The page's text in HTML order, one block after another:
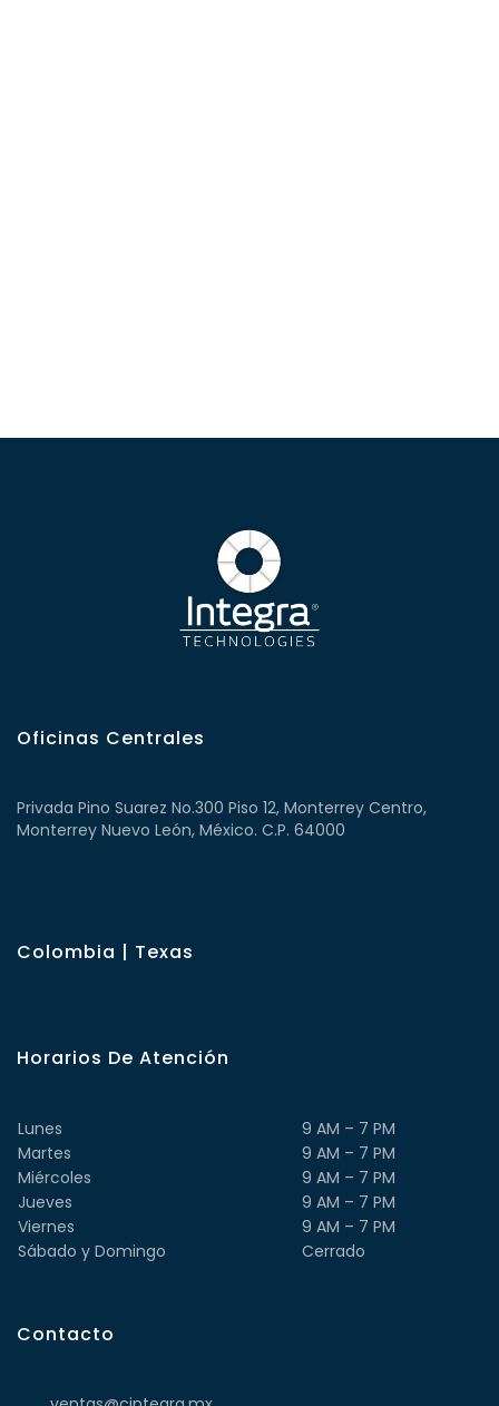
Oficinas Centrales
Privada Pino Suarez No.300 Piso 12, Monterrey Centro,
Monterrey Nuevo León, México. C.P. 64000
Colombia | Texas
Horarios De Atención
Lunes
9 AM – 7 PM
Martes
9 AM – 7 PM
Miércoles
9 AM – 7 PM
Jueves
9 AM – 7 PM
Viernes
9 AM – 7 PM
Sábado y Domingo
Cerrado
Contacto